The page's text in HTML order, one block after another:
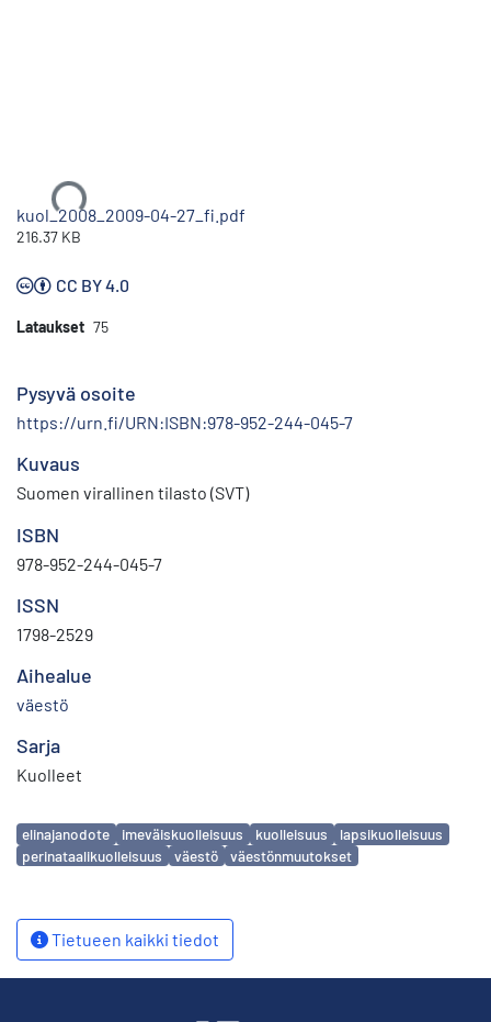
Ladataan...
kuol_2008_2009-04-27_fi.pdf
216.37 KB
CC BY 4.0
Lataukset 75
Pysyvä osoite
https://urn.fi/URN:ISBN:978-952-244-045-7
Kuvaus
Suomen virallinen tilasto (SVT)
ISBN
978-952-244-045-7
ISSN
1798-2529
Aihealue
väestö
Sarja
Kuolleet
Avainsanat
elinajanodote imeväiskuolleisuus kuolleisuus
lapsikuolleisuus
perinataalikuolleisuus
väestö väestönmuutokset
Tietueen kaikki tiedot